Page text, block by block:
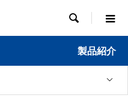

製品紹介